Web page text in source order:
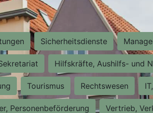
Sicherheitsdienste
Hilfskräfte, Aushilfs- und
Tourismus Rechtswesen
Personenbeförderung Vertrieb,